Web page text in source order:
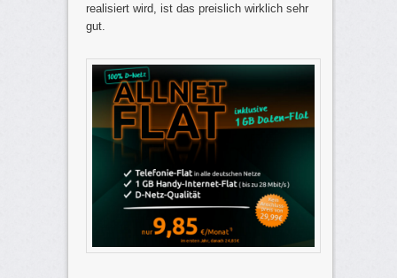
realisiert wird, ist das preislich wirklich sehr
gut.